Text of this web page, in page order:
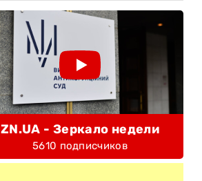
ZN.UA - Зеркало недели
5610 подписчиков